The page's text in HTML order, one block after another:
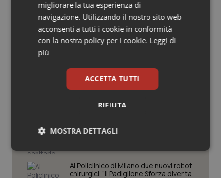
Salute orale & impianti
Sangue & coagulazione
Tumore al seno
Tumori gastrointestinali
Cresce la ricerca in Emilia-Romagna:
nel 2025 condotti 1.530 studi, il
numero più alto degli ultimi cinque
Lombardia, nuove misure per liste
d’attesa e sanità territoriale.
Bertolaso: “Sistema più vicino ai
avanzato in ambiente impervio.
Bertolaso: “Apripista nazionale”
Al Policlinico di Milano due nuovi robot
chirurgici. “Il Padiglione Sforza diventa
migliorare la tua esperienza di
navigazione. Utilizzando il nostro sito web
acconsenti a tutti i cookie in conformità
con la nostra policy per i cookie. Leggi di
più
ACCETTA TUTTI
RIFIUTA
MOSTRA DETTAGLI
Necessari Statistici Marketing